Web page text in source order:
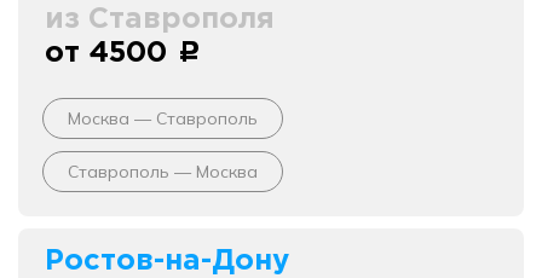
из Ставрополя
от 4500 c
Москва — Ставрополь
Ставрополь — Москва
Ростов-на-Дону